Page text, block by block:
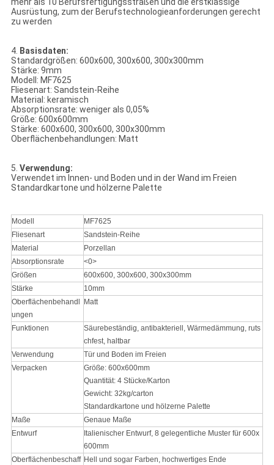
mehr als 10 Berufsfertigungsstraßen und die erstklassige
Ausrüstung, zum der Berufstechnologieanforderungen gerecht
zu werden
4. Basisdaten:
Standardgrößen: 600x600, 300x600, 300x300mm
Stärke: 9mm
Modell: MF7625
Fliesenart: Sandstein-Reihe
Material: keramisch
Absorptionsrate: weniger als 0,05%
Größe: 600x600mm
Stärke: 600x600, 300x600, 300x300mm
Oberflächenbehandlungen: Matt
5. Verwendung:
Verwendet im Innen- und Boden und in der Wand im Freien
Standardkartone und hölzerne Palette
Modell
MF7625
Fliesenart
Sandstein-Reihe
Material
Porzellan
Absorptionsrate
<0>
Größen
600x600, 300x600, 300x300mm
Stärke
10mm
Oberflächenbehandl
ungen
Matt
Funktionen
Säurebeständig, antibakteriell, Wärmedämmung, ruts
chfest, haltbar
Verwendung
Tür und Boden im Freien
Verpacken
Größe: 600x600mm
Quantität: 4 Stücke/Karton
Gewicht: 32kg/carton
Standardkartone und hölzerne Palette
Maße
Genaue Maße
Entwurf
Italienischer Entwurf, 8 gelegentliche Muster für 600x
600mm
Oberflächenbeschaff Hell und sogar Farben, hochwertiges Ende